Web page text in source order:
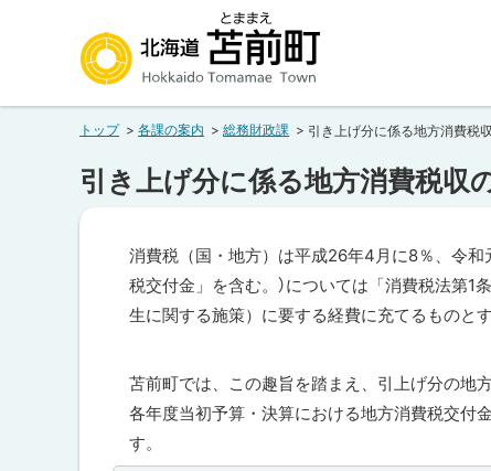
メ
北海道苫前町
Hokkaido Tomamae Town
トップ 各課の案内 総務財政課 引き上げ分に係る地方消費税
引き上げ分に係る地方消費税収
消費税（国・地方）は平成26年4月に8％、令
税交付金」を含む。）については「消費税法第
生に関する施策）に要する経費に充てるものと
苫前町では、この趣旨を踏まえ、引上げ分の地
各年度当初予算・決算における地方消費税交付
す。
戻